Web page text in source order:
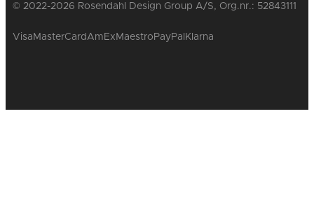
© 2022-2026 Rosendahl Design Group A/S, Org.nr.: 52843111
Visa MasterCard AmEx Maestro PayPal Klarna